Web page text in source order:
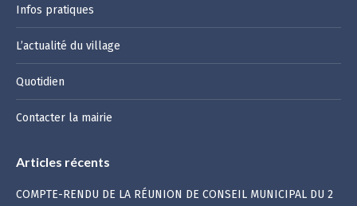
Infos pratiques
L’actualité du village
Quotidien
Contacter la mairie
Articles récents
COMPTE-RENDU DE LA RÉUNION DE CONSEIL MUNICIPAL DU 2